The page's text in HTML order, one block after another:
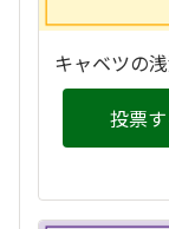
キャベツの
投票